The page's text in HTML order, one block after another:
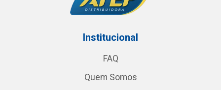
Institucional
FAQ
Quem Somos